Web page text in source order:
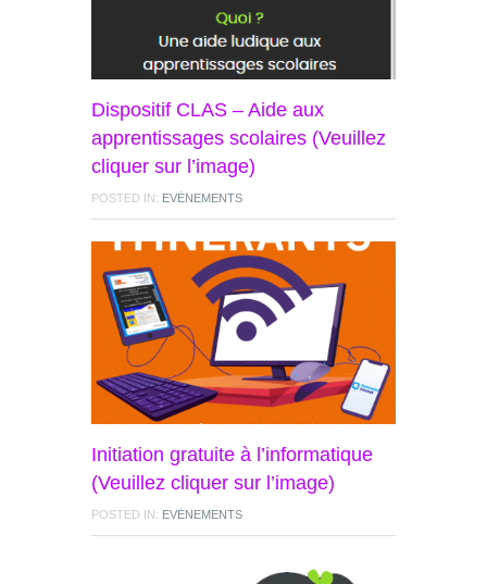
Dispositif CLAS – Aide aux
apprentissages scolaires (Veuillez
cliquer sur l’image)
POSTED IN: EVÉNEMENTS
Initiation gratuite à l’informatique
(Veuillez cliquer sur l’image)
POSTED IN: EVÉNEMENTS